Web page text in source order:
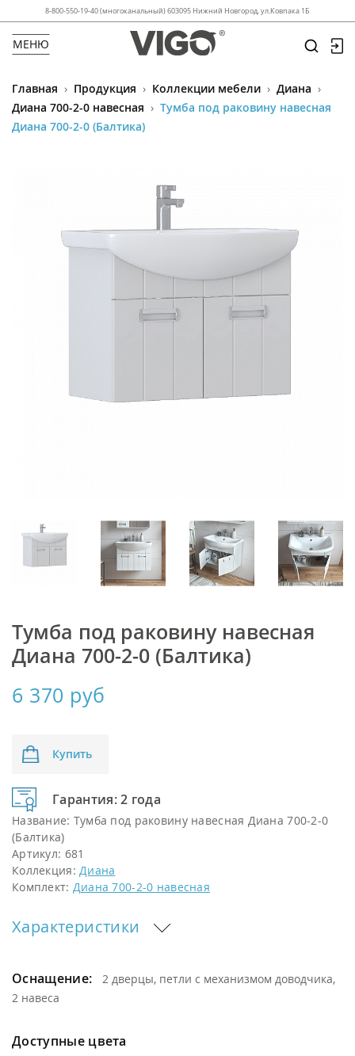
8-800-550-19-40 (многоканальный) 603095 Нижний Новгород, ул.Ковпака 1Б
МЕНЮ
Главная › Продукция › Коллекции мебели › Диана ›
Диана 700-2-0 навесная › Тумба под раковину навесная
Диана 700-2-0 (Балтика)
Тумба под раковину навесная
Диана 700-2-0 (Балтика)
6 370 руб
Купить
Гарантия: 2 года
Название: Тумба под раковину навесная Диана 700-2-0
(Балтика)
Артикул: 681
Коллекция: Диана
Комплект: Диана 700-2-0 навесная
Характеристики
Оснащение:2 дверцы, петли с механизмом доводчика,
2 навеса
Доступные цвета